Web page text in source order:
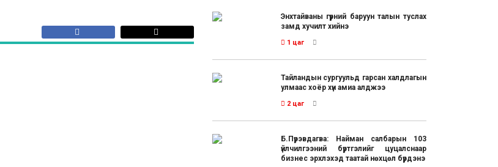
Энхтайваны гүүрний баруун талын туслах
замд хучилт хийнэ
1 цаг
Тайландын сургуульд гарсан халдлагын
улмаас хоёр хүн амиа алджээ
2 цаг
Б.Пүрэвдагва: Найман салбарын 103
үйлчилгээний бүртгэлийг цуцалснаар
бизнес эрхлэхэд таатай нөхцөл бүрдэнэ